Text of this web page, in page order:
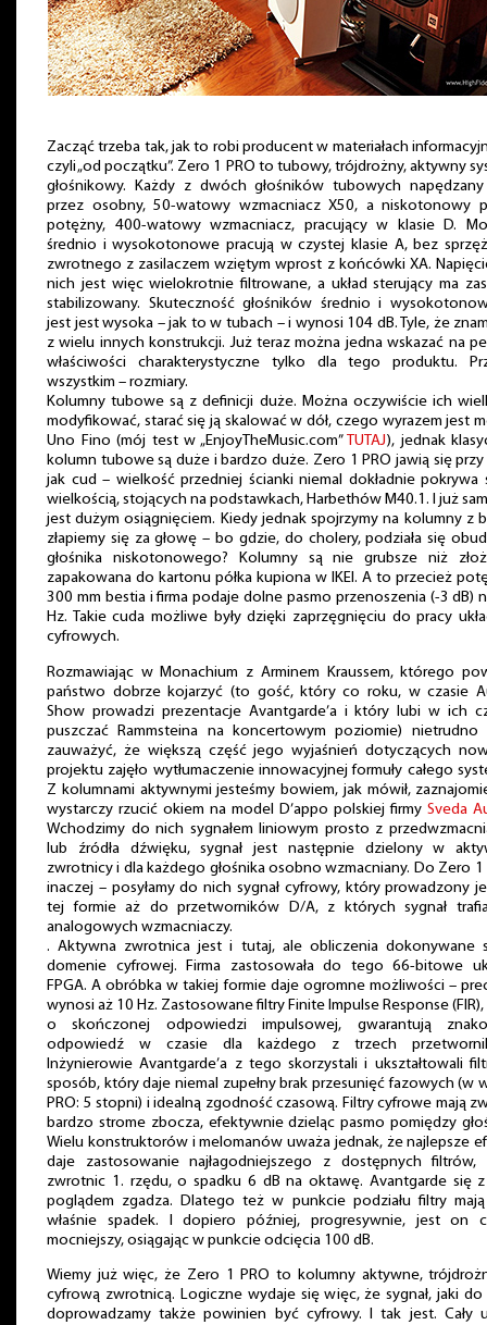
Zacząć trzeba tak, jak to robi producent w materiałach
czyli „od początku”. Zero 1 PRO to tubowy, trójdrożny, aktywny
głośnikowy. Każdy z dwóch głośników tubowych
przez osobny, 50-watowy wzmacniacz X50, a niskotonowy
potężny, 400-watowy wzmacniacz, pracujący w klasie D.
średnio i wysokotonowe pracują w czystej klasie A, bez
zwrotnego z zasilaczem wziętym wprost z końcówki XA.
nich jest więc wielokrotnie filtrowane, a układ sterujący ma
stabilizowany. Skuteczność głośników średnio i
jest jest wysoka – jak to w tubach – i wynosi 104 dB. Tyle, że
z wielu innych konstrukcji. Już teraz można jedna wskazać na
właściwości charakterystyczne tylko dla tego produktu.
wszystkim – rozmiary.
Kolumny tubowe są z definicji duże. Można oczywiście ich
modyfikować, starać się ją skalować w dół, czego wyrazem jest
Uno Fino (mój test w „EnjoyTheMusic.com”
TUTAJ), jednak
kolumn tubowe są duże i bardzo duże. Zero 1 PRO jawią się
jak cud – wielkość przedniej ścianki niemal dokładnie pokrywa
wielkością, stojących na podstawkach, Harbethów M40.1. I już
jest dużym osiągnięciem. Kiedy jednak spojrzymy na kolumny z
złapiemy się za głowę – bo gdzie, do cholery, podziała się
głośnika niskotonowego? Kolumny są nie grubsze niż
zapakowana do kartonu półka kupiona w IKEI. A to przecież
300 mm bestia i firma podaje dolne pasmo przenoszenia (-3 dB)
Hz. Takie cuda możliwe były dzięki zaprzęgnięciu do pracy
cyfrowych.
Rozmawiając w Monachium z Arminem Kraussem, którego
państwo dobrze kojarzyć (to gość, który co roku, w czasie
Show prowadzi prezentacje Avantgarde’a i który lubi w ich
puszczać Rammsteina na koncertowym poziomie) nietrudno
zauważyć, że większą część jego wyjaśnień dotyczących
projektu zajęło wytłumaczenie innowacyjnej formuły całego
Z kolumnami aktywnymi jesteśmy bowiem, jak mówił,
wystarczy rzucić okiem na model D’appo polskiej firmy Sveda
Wchodzimy do nich sygnałem liniowym prosto z
lub źródła dźwięku, sygnał jest następnie dzielony w
zwrotnicy i dla każdego głośnika osobno wzmacniany. Do Zero 1
inaczej – posyłamy do nich sygnał cyfrowy, który prowadzony
tej formie aż do przetworników D/A, z których sygnał
analogowych wzmacniaczy.
. Aktywna zwrotnica jest i tutaj, ale obliczenia dokonywane
domenie cyfrowej. Firma zastosowała do tego 66-bitowe
FPGA. A obróbka w takiej formie daje ogromne możliwości –
wynosi aż 10 Hz. Zastosowane filtry Finite Impulse Response (FIR),
o skończonej odpowiedzi impulsowej, gwarantują
odpowiedź w czasie dla każdego z trzech
Inżynierowie Avantgarde’a z tego skorzystali i ukształtowali
sposób, który daje niemal zupełny brak przesunięć fazowych (w
PRO: 5 stopni) i idealną zgodność czasową. Filtry cyfrowe mają
bardzo strome zbocza, efektywnie dzieląc pasmo pomiędzy
Wielu konstruktorów i melomanów uważa jednak, że najlepsze
daje zastosowanie najłagodniejszego z dostępnych filtrów,
zwrotnic 1. rzędu, o spadku 6 dB na oktawę. Avantgarde się
poglądem zgadza. Dlatego też w punkcie podziału filtry
właśnie spadek. I dopiero później, progresywnie, jest on
mocniejszy, osiągając w punkcie odcięcia 100 dB.
Wiemy już więc, że Zero 1 PRO to kolumny aktywne,
cyfrową zwrotnicą. Logiczne wydaje się więc, że sygnał, jaki do
doprowadzamy także powinien być cyfrowy. I tak jest. Cały